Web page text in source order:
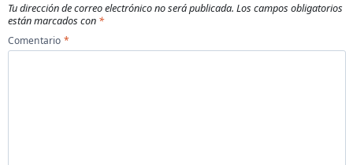
Tu dirección de correo electrónico no será publicada. Los campos obligatorios
están marcados con *
Comentario *